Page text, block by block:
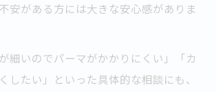
安がある方には大きな安心感がありま
細いのでパーマがかかりにくい」「カ
したい」といった具体的な相談にも、